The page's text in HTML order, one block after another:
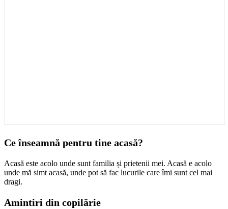
Ce înseamnă pentru tine acasă?
Acasă este acolo unde sunt familia și prietenii mei. Acasă e acolo
unde mă simt acasă, unde pot să fac lucurile care îmi sunt cel mai
dragi.
Amintiri din copilărie